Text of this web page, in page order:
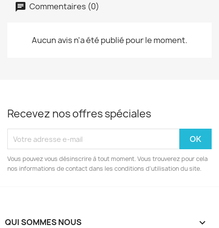
Commentaires (0)
Aucun avis n'a été publié pour le moment.
Recevez nos offres spéciales
Vous pouvez vous désinscrire à tout moment. Vous trouverez pour cela
nos informations de contact dans les conditions d'utilisation du site.
QUI SOMMES NOUS 